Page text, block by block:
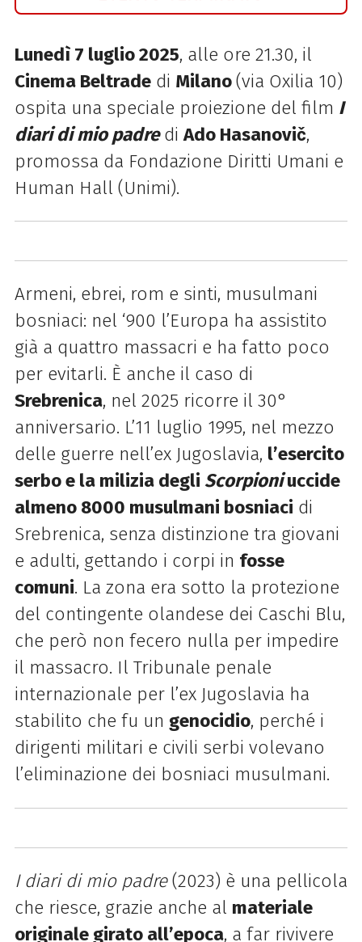
Lunedì 7 luglio 2025, alle ore 21.30, il
Cinema Beltradedi Milano(via Oxilia 10)
ospita una speciale proiezione del film I
diari di mio padrediAdo Hasanovič,
promossa da Fondazione Diritti Umani e
Human Hall (Unimi).
Armeni, ebrei, rom e sinti, musulmani
bosniaci: nel ‘900 l’Europa ha assistito
già a quattro massacri e ha fatto poco
per evitarli. È anche il caso di
Srebrenica, nel 2025 ricorre il 30°
anniversario. L’11 luglio 1995, nel mezzo
delle guerre nell’ex Jugoslavia, l’esercito
serbo e la milizia degli Scorpioniuccide
almeno 8000 musulmani bosniaci di
Srebrenica, senza distinzione tra giovani
e adulti, gettando i corpi in fosse
comuni. La zona era sotto la protezione
del contingente olandese dei Caschi Blu,
che però non fecero nulla per impedire
il massacro. Il Tribunale penale
internazionale per l’ex Jugoslavia ha
stabilito che fu un genocidio, perché i
dirigenti militari e civili serbi volevano
l’eliminazione dei bosniaci musulmani.
I diari di mio padre(2023) è una pellicola
che riesce, grazie anche al materiale
originale girato all’epoca, a far rivivere